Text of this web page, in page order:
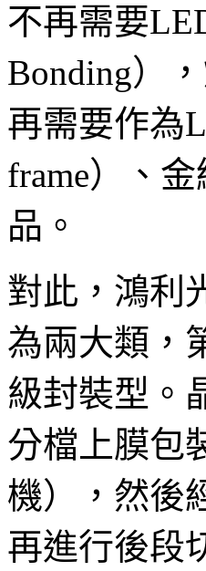
不再需要
Bonding）
再需要作為
frame）、
品。
對此，鴻利
為兩大類，
級封裝型。
分檔上膜包
機），然後
再進行後段